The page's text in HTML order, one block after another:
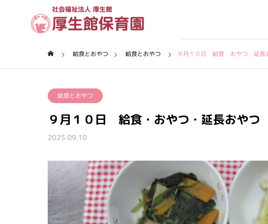
厚生館について
保育園について
保育内容
給食とおやつ 給食とおやつ ９月１０日 給食・おやつ・延長
給食とおやつ
９月１０日 給食・おやつ・延長おやつ
2025.09.10